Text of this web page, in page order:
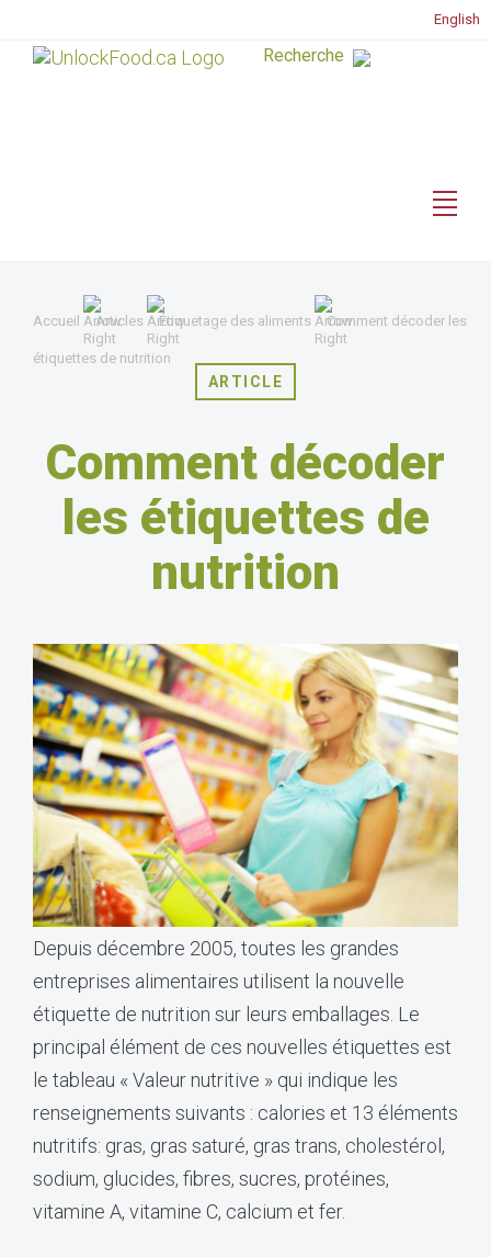
English
Accueil Articles Étiquetage des aliments Comment décoder les
étiquettes de nutrition
ARTICLE
Comment décoder
les étiquettes de
nutrition
Depuis décembre 2005, toutes les grandes
entreprises alimentaires utilisent la nouvelle
étiquette de nutrition sur leurs emballages. Le
principal élément de ces nouvelles étiquettes est
le tableau « Valeur nutritive » qui indique les
renseignements suivants : calories et 13 éléments
nutritifs: gras, gras saturé, gras trans, cholestérol,
sodium, glucides, fibres, sucres, protéines,
vitamine A, vitamine C, calcium et fer.